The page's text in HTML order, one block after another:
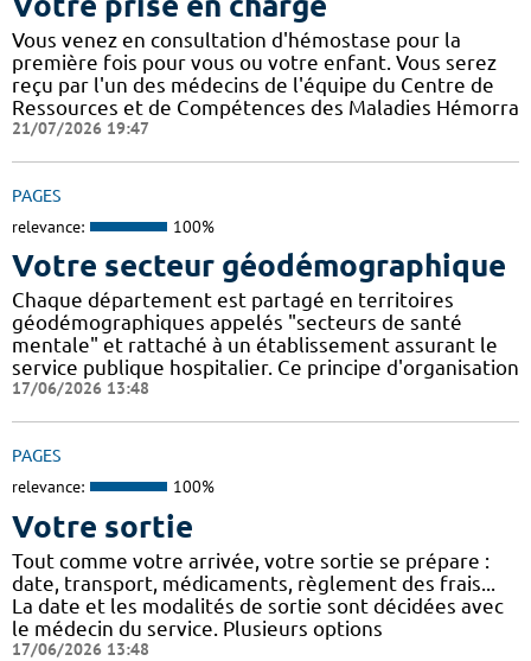
Vous venez en consultation d'hémostase pour la
première fois pour vous ou votre enfant. Vous serez
reçu par l'un des médecins de l'équipe du Centre de
Ressources et de Compétences des Maladies Hémorra
21/07/2026 19:47
PAGES
relevance: 100%
Votre secteur géodémographique
Chaque département est partagé en territoires
géodémographiques appelés "secteurs de santé
mentale" et rattaché à un établissement assurant le
service publique hospitalier. Ce principe d'organisation
17/06/2026 13:48
PAGES
relevance: 100%
Votre sortie
Tout comme votre arrivée, votre sortie se prépare :
date, transport, médicaments, règlement des frais...
La date et les modalités de sortie sont décidées avec
le médecin du service. Plusieurs options
17/06/2026 13:48